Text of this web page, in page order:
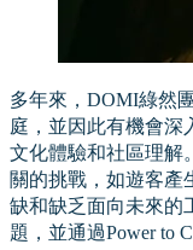
多年來，DOMI綠然
庭，並因此有機會深
文化體驗和社區理解
關的挑戰，如遊客產
缺和缺乏面向未來的
題，並通過Power to